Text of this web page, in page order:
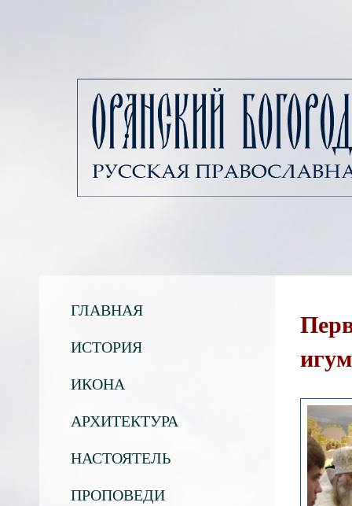
ГЛАВНАЯ
ИСТОРИЯ
ИКОНА
АРХИТЕКТУРА
НАСТОЯТЕЛЬ
ПРОПОВЕДИ